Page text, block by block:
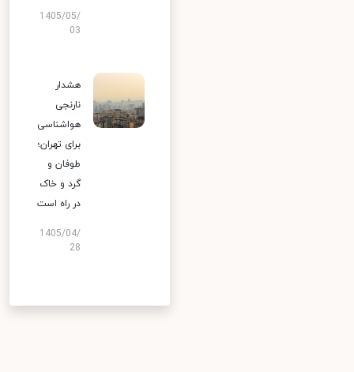
1405/05/
03
هشدار
نارنجی
هواشناسی
برای تهران؛
طوفان و
گرد و خاک
در راه است
1405/04/
28